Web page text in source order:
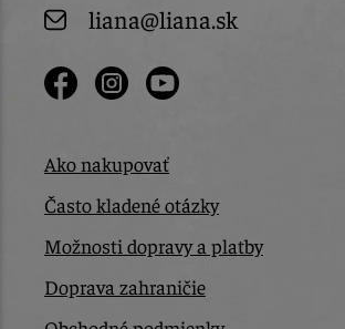
liana@liana.sk
Ako nakupovať
Často kladené otázky
Možnosti dopravy a platby
Doprava zahraničie